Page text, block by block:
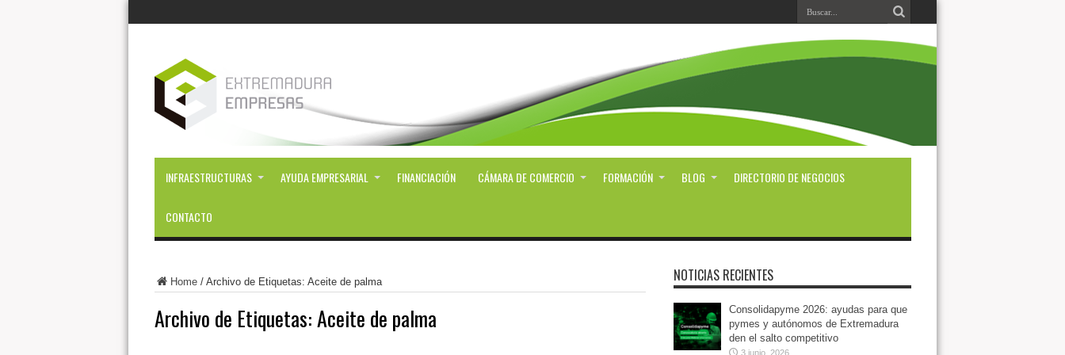
INFRAESTRUCTURAS AYUDA EMPRESARIAL FINANCIACIÓN CÁMARA DE COMERCIO FORMACIÓN BLOG DIRECTORIO DE NEGOCIOS
CONTACTO
Home/ Archivo de Etiquetas: Aceite de palma
Archivo de Etiquetas:Aceite de palma
NOTICIAS RECIENTES
Consolidapyme 2026: ayudas para que
pymes y autónomos de Extremadura
den el salto competitivo
3 junio, 2026